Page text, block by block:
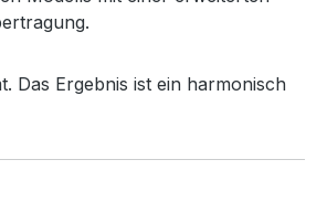
Das Ergebnis ist ein harmonisch